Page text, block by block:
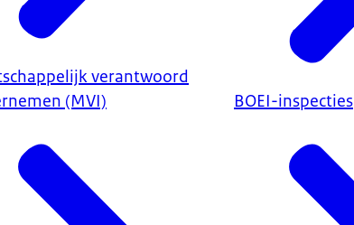
verantwoord
(MVI)
BOEI-inspecties